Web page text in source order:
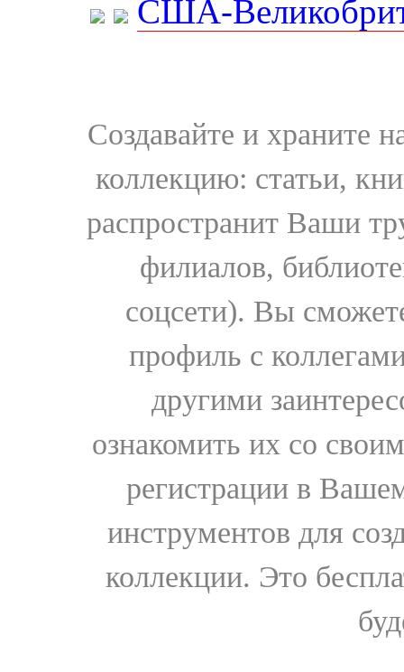
США-
Создавайте и храните
коллекцию: статьи,
распространит Ваши
филиалов,
соцсети). Вы
профиль с
другими
ознакомить их со
регистрации в
инструментов для
коллекции. Это